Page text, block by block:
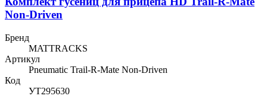
Non-Driven
Бренд
MATTRACKS
Артикул
Pneumatic Trail-R-Mate Non-Driven
Код
УТ295630